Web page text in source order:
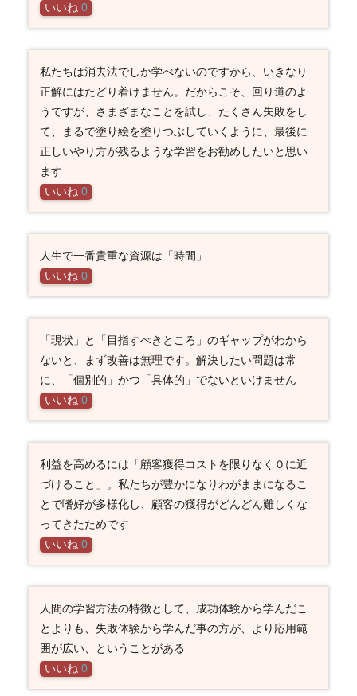
いいね 0
私たちは消去法でしか学べないのですから、いきなり
正解にはたどり着けません。だからこそ、回り道のよ
うですが、さまざまなことを試し、たくさん失敗をし
て、まるで塗り絵を塗りつぶしていくように、最後に
正しいやり方が残るような学習をお勧めしたいと思い
ます
いいね 0
人生で一番貴重な資源は「時間」
いいね 0
「現状」と「目指すべきところ」のギャップがわから
ないと、まず改善は無理です。解決したい問題は常
に、「個別的」かつ「具体的」でないといけません
いいね 0
利益を高めるには「顧客獲得コストを限りなく０に近
づけること」。私たちが豊かになりわがままになるこ
とで嗜好が多様化し、顧客の獲得がどんどん難しくな
ってきたためです
いいね 0
人間の学習方法の特徴として、成功体験から学んだこ
とよりも、失敗体験から学んだ事の方が、より応用範
囲が広い、ということがある
いいね 0